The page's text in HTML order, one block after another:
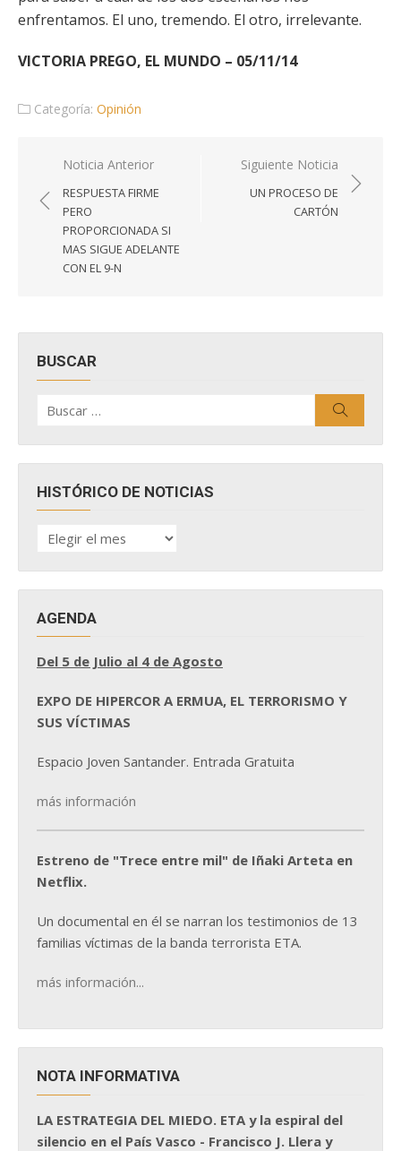
enfrentamos. El uno, tremendo. El otro, irrelevante.
VICTORIA PREGO, EL MUNDO – 05/11/14
Categoría: Opinión
Navegación
de
entradas
Noticia Anterior
RESPUESTA FIRME
PERO
PROPORCIONADA SI
MAS SIGUE ADELANTE
CON EL 9-N
Siguiente Noticia
UN PROCESO DE
CARTÓN
BUSCAR
por:
HISTÓRICO DE NOTICIAS
HISTÓRICO
DE
AGENDA
Del 5 de Julio al 4 de Agosto
EXPO DE HIPERCOR A ERMUA, EL TERRORISMO Y
SUS VÍCTIMAS
Espacio Joven Santander. Entrada Gratuita
más información
Estreno de "Trece entre mil" de Iñaki Arteta en
Netflix.
Un documental en él se narran los testimonios de 13
familias víctimas de la banda terrorista ETA.
más información...
NOTA INFORMATIVA
LA ESTRATEGIA DEL MIEDO. ETA y la espiral del
silencio en el País Vasco - Francisco J. Llera y